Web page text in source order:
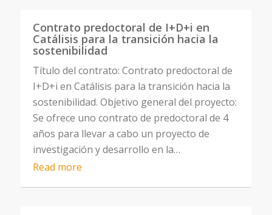
Contrato predoctoral de I+D+i en
Catálisis para la transición hacia la
sostenibilidad
Título del contrato: Contrato predoctoral de
I+D+i en Catálisis para la transición hacia la
sostenibilidad. Objetivo general del proyecto:
Se ofrece uno contrato de predoctoral de 4
años para llevar a cabo un proyecto de
investigación y desarrollo en la…
Read more